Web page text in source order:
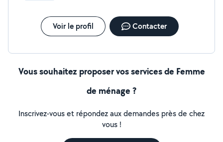
Voir le profil Contacter
Vous souhaitez proposer vos services de Femme
de ménage ?
Inscrivez-vous et répondez aux demandes près de chez
vous !